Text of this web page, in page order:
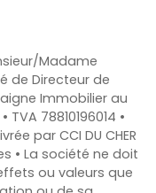
Madame
de Directeur de
Immobilier au
TVA 78810196014 •
par CCI DU CHER
• La société ne doit
ou valeurs que